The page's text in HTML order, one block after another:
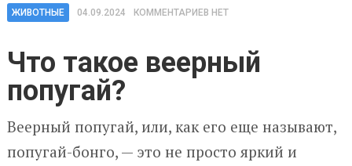
ЖИВОТНЫЕ 04.09.2024 КОММЕНТАРИЕВ НЕТ
Что такое веерный
попугай?
Веерный попугай, или, как его еще называют,
попугай-бонго, — это не просто яркий и